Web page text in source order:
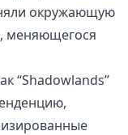
окружающую
меняющегося
“Shadowlands”